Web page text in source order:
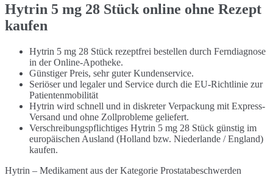
Hytrin 5 mg 28 Stück online ohne Rezept
kaufen
Hytrin 5 mg 28 Stück rezeptfrei bestellen durch Ferndiagnose
in der Online-Apotheke.
Günstiger Preis, sehr guter Kundenservice.
Seriöser und legaler und Service durch die EU-Richtlinie zur
Patientenmobilität
Hytrin wird schnell und in diskreter Verpackung mit Express-
Versand und ohne Zollprobleme geliefert.
Verschreibungspflichtiges Hytrin 5 mg 28 Stück günstig im
europäischen Ausland (Holland bzw. Niederlande / England)
kaufen.
Hytrin – Medikament aus der Kategorie Prostatabeschwerden